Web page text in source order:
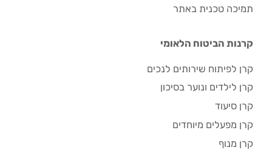
תמיכה טכנית באתר
קרנות הביטוח הלאומי
קרן לפיתוח שירותים לנכים
קרן לילדים ונוער בסיכון
קרן סיעוד
קרן מפעלים מיוחדים
קרן מנוף